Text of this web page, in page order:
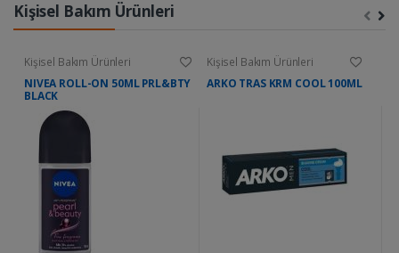
Kişisel Bakım Ürünleri
Kişisel Bakım Ürünleri
NIVEA ROLL-ON 50ML PRL&BTY
BLACK
Kişisel Bakım Ürünleri
ARKO TRAS KRM COOL 100ML